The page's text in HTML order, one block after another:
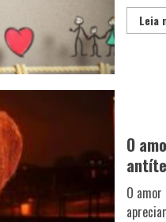
Leia
O
O